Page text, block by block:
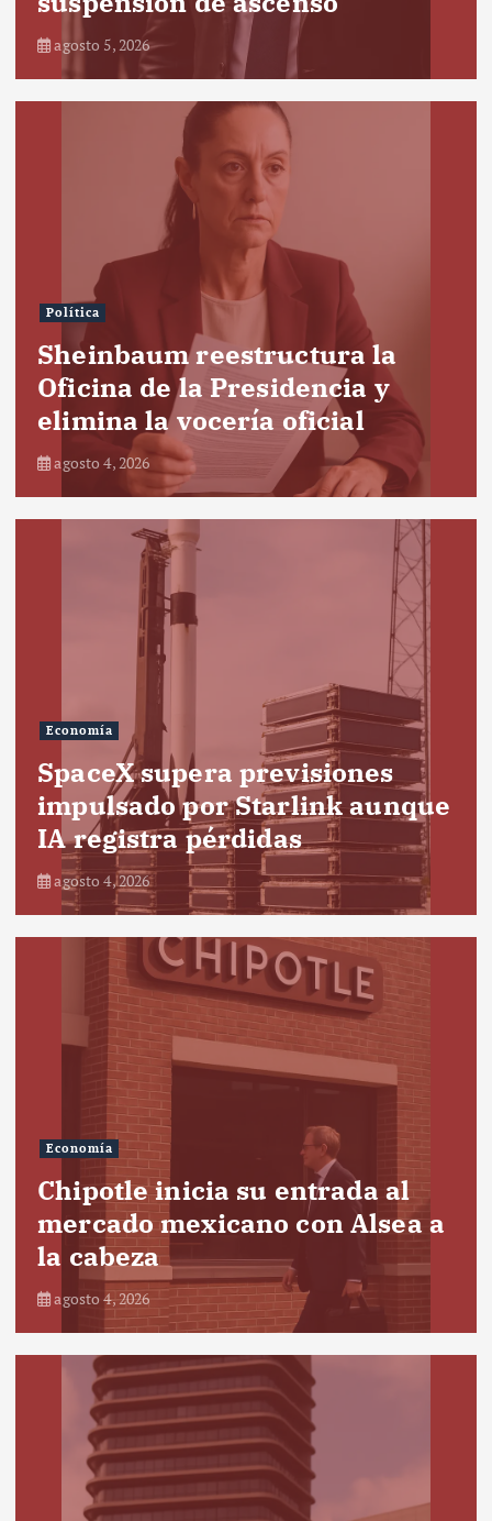
agosto 5, 2026
Política
Sheinbaum reestructura la
Oficina de la Presidencia y
elimina la vocería oficial
agosto 4, 2026
Economía
SpaceX supera previsiones
impulsado por Starlink aunque
IA registra pérdidas
agosto 4, 2026
Economía
Chipotle inicia su entrada al
mercado mexicano con Alsea a
la cabeza
agosto 4, 2026